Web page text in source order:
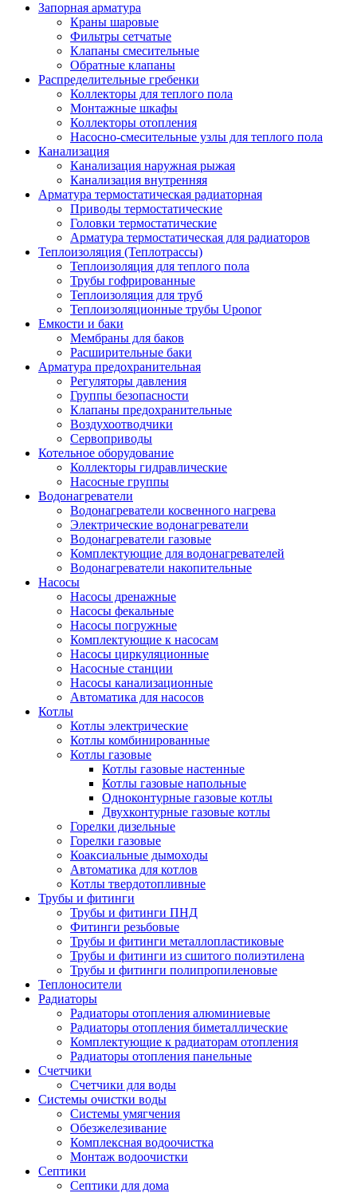
Запорная арматура
Краны шаровые
Фильтры сетчатые
Клапаны смесительные
Обратные клапаны
Распределительные гребенки
Коллекторы для теплого пола
Монтажные шкафы
Коллекторы отопления
Насосно-смесительные узлы для теплого пола
Канализация
Канализация наружная рыжая
Канализация внутренняя
Арматура термостатическая радиаторная
Приводы термостатические
Головки термостатические
Арматура термостатическая для радиаторов
Теплоизоляция (Теплотрассы)
Теплоизоляция для теплого пола
Трубы гофрированные
Теплоизоляция для труб
Теплоизоляционные трубы Uponor
Емкости и баки
Мембраны для баков
Расширительные баки
Арматура предохранительная
Регуляторы давления
Группы безопасности
Клапаны предохранительные
Воздухоотводчики
Сервоприводы
Котельное оборудование
Коллекторы гидравлические
Насосные группы
Водонагреватели
Водонагреватели косвенного нагрева
Электрические водонагреватели
Водонагреватели газовые
Комплектующие для водонагревателей
Водонагреватели накопительные
Насосы
Насосы дренажные
Насосы фекальные
Насосы погружные
Комплектующие к насосам
Насосы циркуляционные
Насосные станции
Насосы канализационные
Автоматика для насосов
Котлы
Котлы электрические
Котлы комбинированные
Котлы газовые
Котлы газовые настенные
Котлы газовые напольные
Одноконтурные газовые котлы
Двухконтурные газовые котлы
Горелки дизельные
Горелки газовые
Коаксиальные дымоходы
Автоматика для котлов
Котлы твердотопливные
Трубы и фитинги
Трубы и фитинги ПНД
Фитинги резьбовые
Трубы и фитинги металлопластиковые
Трубы и фитинги из сшитого полиэтилена
Трубы и фитинги полипропиленовые
Теплоносители
Радиаторы
Радиаторы отопления алюминиевые
Радиаторы отопления биметаллические
Комплектующие к радиаторам отопления
Радиаторы отопления панельные
Cчетчики
Счетчики для воды
Системы очистки воды
Системы умягчения
Обезжелезивание
Комплексная водоочистка
Монтаж водоочистки
Септики
Септики для дома